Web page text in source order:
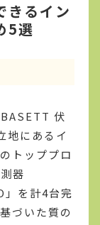
きるイン
5選
伏
地にあるイ
トッププロ
器
を計4台完
づいた質の